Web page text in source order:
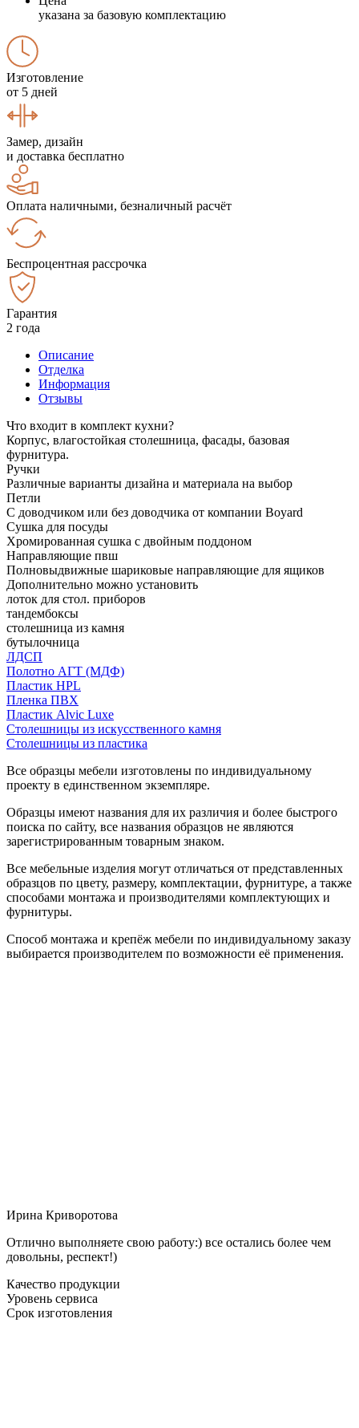
указана за базовую комплектацию
Изготовление
от 5 дней
Замер, дизайн
и доставка бесплатно
Оплата наличными, безналичный расчёт
Беспроцентная рассрочка
Гарантия
2 года
Описание
Отделка
Информация
Отзывы
Что входит в комплект кухни?
Корпус, влагостойкая столешница, фасады, базовая
фурнитура.
Ручки
Различные варианты дизайна и материала на выбор
Петли
С доводчиком или без доводчика от компании Boyard
Сушка для посуды
Хромированная сушка с двойным поддоном
Направляющие пвш
Полновыдвижные шариковые направляющие для ящиков
Дополнительно можно установить
лоток для стол. приборов
тандембоксы
столешница из камня
бутылочница
ЛДСП
Полотно АГТ (МДФ)
Пластик HPL
Пленка ПВХ
Пластик Alvic Luxe
Столешницы из искусственного камня
Столешницы из пластика
Все образцы мебели изготовлены по индивидуальному
проекту в единственном экземпляре.
Образцы имеют названия для их различия и более быстрого
поиска по сайту, все названия образцов не являются
зарегистрированным товарным знаком.
Все мебельные изделия могут отличаться от представленных
образцов по цвету, размеру, комплектации, фурнитуре, а также
способами монтажа и производителями комплектующих и
фурнитуры.
Способ монтажа и крепёж мебели по индивидуальному заказу
выбирается производителем по возможности её применения.
Ирина Криворотова
Отлично выполняете свою работу:) все остались более чем
довольны, респект!)
Качество продукции
Уровень сервиса
Срок изготовления